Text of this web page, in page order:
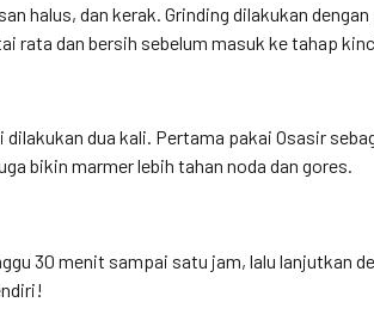
halus, dan kerak. Grinding dilakukan
rata dan bersih sebelum masuk ke tahap
dua kali. Pertama pakai Osasir
bikin marmer lebih tahan noda dan gores.
30 menit sampai satu jam, lalu lanjutkan